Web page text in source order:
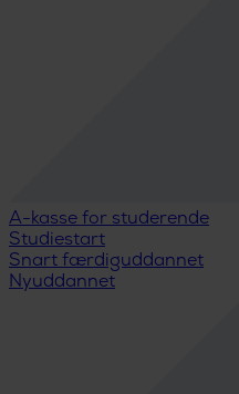
A-kasse for studerende
Studiestart
Snart færdiguddannet
Nyuddannet